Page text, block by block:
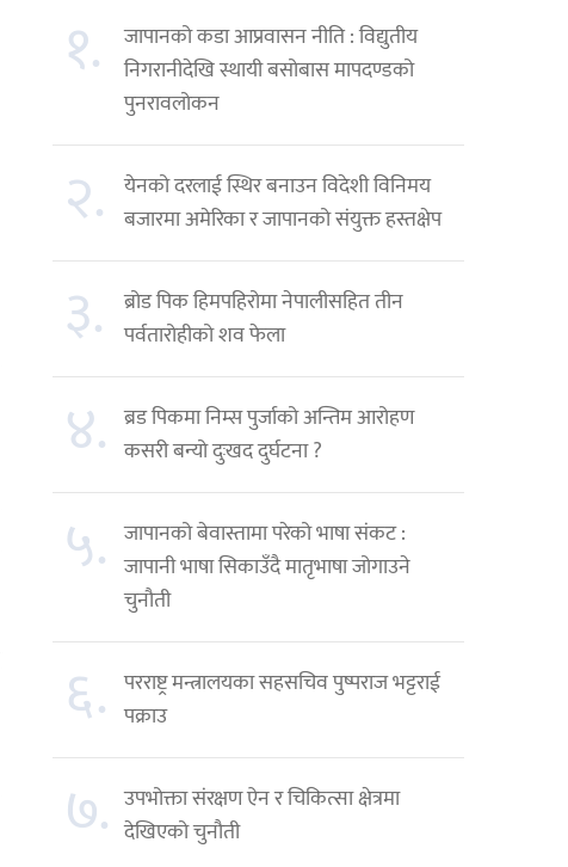
१.
जापानको कडा आप्रवासन नीति : विद्युतीय
निगरानीदेखि स्थायी बसोबास मापदण्डको
पुनरावलोकन
२.
येनको दरलाई स्थिर बनाउन विदेशी विनिमय
बजारमा अमेरिका र जापानको संयुक्त हस्तक्षेप
३.
ब्रोड पिक हिमपहिरोमा नेपालीसहित तीन
पर्वतारोहीको शव फेला
४. ब्रड पिकमा निम्स पुर्जाको अन्तिम आरोहण
कसरी बन्यो दुःखद दुर्घटना ?
५. जापानको बेवास्तामा परेको भाषा संकट :
जापानी भाषा सिकाउँदै मातृभाषा जोगाउने
चुनौती
६. परराष्ट्र मन्त्रालयका सहसचिव पुष्पराज भट्टराई
पक्राउ
७. उपभोक्ता संरक्षण ऐन र चिकित्सा क्षेत्रमा
देखिएको चुनौती